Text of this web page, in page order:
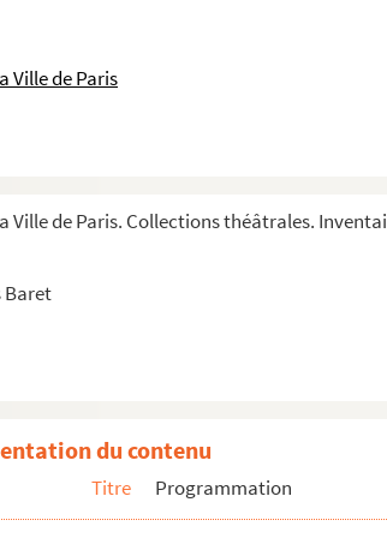
Ville de Paris
de Paris. Collections théâtrales.
Baret
du contenu
Titre Programmation